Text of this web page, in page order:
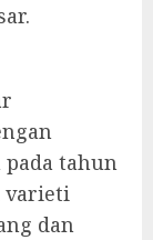
pada tahun
varieti
dan